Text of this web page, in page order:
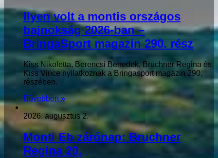
Ilyen volt a montis országos
bajnokság 2026-ban –
BringaSport magazin 290. rész
Kiss Nikoletta, Berencsi Benedek, Bruchner Regina és
Kiss Vince nyilatkoznak a Bringasport magazin 290.
részében.
Bővebben »
2026. augusztus 2.
Monti Eb zárónap: Bruchner
Regina 20.